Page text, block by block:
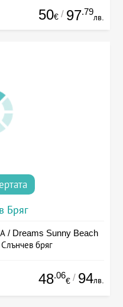
50€ / 97.79
лв.
Бряг
/ Dreams Sunny Beach
бряг
48.06
€ / 94лв.